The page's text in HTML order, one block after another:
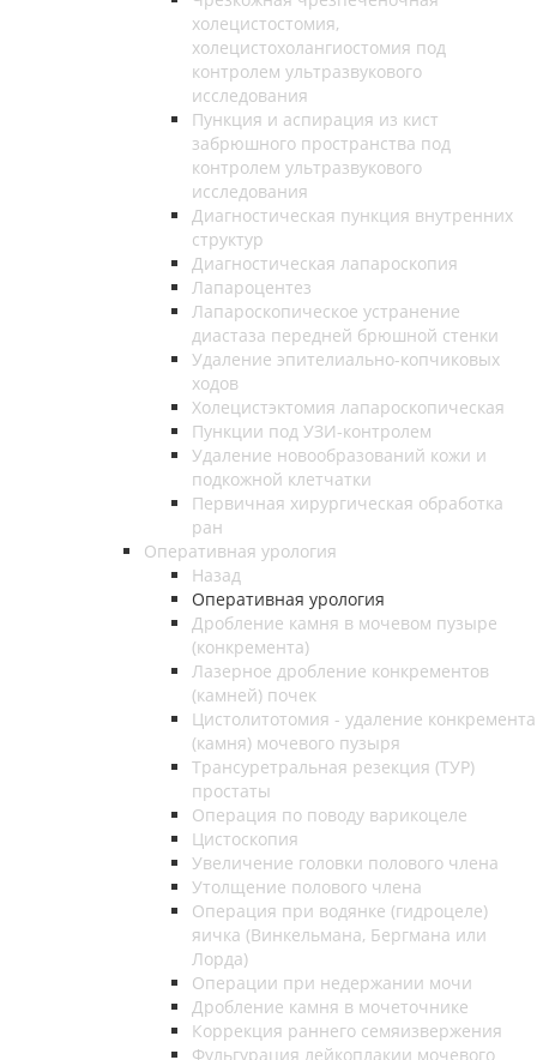
холецистостомия,
холецистохолангиостомия под
контролем ультразвукового
исследования
Пункция и аспирация из кист
забрюшного пространства под
контролем ультразвукового
исследования
Диагностическая пункция внутренних
структур
Диагностическая лапароскопия
Лапароцентез
Лапароскопическое устранение
диастаза передней брюшной стенки
Удаление эпителиально-копчиковых
ходов
Холецистэктомия лапароскопическая
Пункции под УЗИ-контролем
Удаление новообразований кожи и
подкожной клетчатки
Первичная хирургическая обработка
ран
Оперативная урология
Назад
Оперативная урология
Дробление камня в мочевом пузыре
(конкремента)
Лазерное дробление конкрементов
(камней) почек
Цистолитотомия - удаление конкремента
(камня) мочевого пузыря
Трансуретральная резекция (ТУР)
простаты
Операция по поводу варикоцеле
Цистоскопия
Увеличение головки полового члена
Утолщение полового члена
Операция при водянке (гидроцеле)
яичка (Винкельмана, Бергмана или
Лорда)
Операции при недержании мочи
Дробление камня в мочеточнике
Коррекция раннего семяизвержения
Фульгурация лейкоплакии мочевого